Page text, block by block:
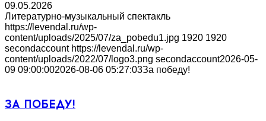
09.05.2026
Литературно-музыкальный спектакль
https://levendal.ru/wp-
content/uploads/2025/07/za_pobedu1.jpg 1920 1920
secondaccount https://levendal.ru/wp-
content/uploads/2022/07/logo3.png secondaccount2026-05-
09 09:00:002026-08-06 05:27:03За победу!
ЗА ПОБЕДУ!